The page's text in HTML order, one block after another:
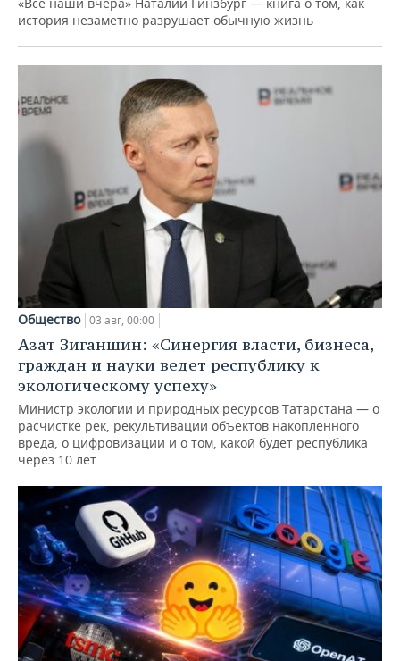
«Все наши вчера» Наталии Гинзбург — книга о том, как
история незаметно разрушает обычную жизнь
Общество 03 авг, 00:00
Азат Зиганшин: «Синергия власти, бизнеса,
граждан и науки ведет республику к
экологическому успеху»
Министр экологии и природных ресурсов Татарстана — о
расчистке рек, рекультивации объектов накопленного
вреда, о цифровизации и о том, какой будет республика
через 10 лет